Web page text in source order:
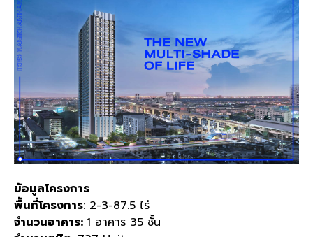
ข้อมูลโครงการ
พื้นที่โครงการ: 2-3-87.5 ไร่
จำนวนอาคาร: 1 อาคาร 35 ชั้น